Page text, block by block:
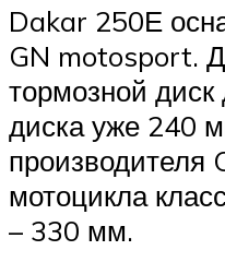
Dakar 250Е
GN motosport.
тормозной
диска уже 240
производителя
мотоцикла
– 330 мм.